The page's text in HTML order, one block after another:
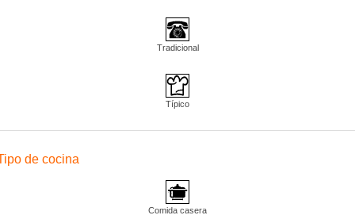
Tradicional
Típico
de cocina
Comida casera